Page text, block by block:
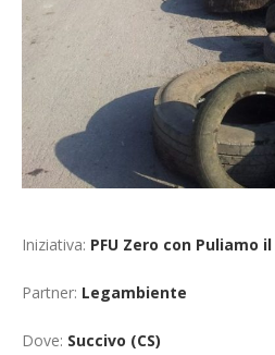
Iniziativa: PFU Zero con Puliamo
Partner: Legambiente
Dove: Succivo (CS)